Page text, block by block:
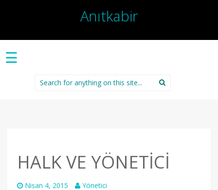
Anıtkabir
☰
Search
for:
HALK VE YÖNETİCİ
Nisan 4, 2015 Yönetici